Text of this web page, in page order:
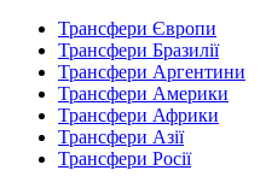
Трансфери Європи
Трансфери Бразилії
Трансфери Аргентини
Трансфери Америки
Трансфери Африки
Трансфери Азії
Трансфери Росії